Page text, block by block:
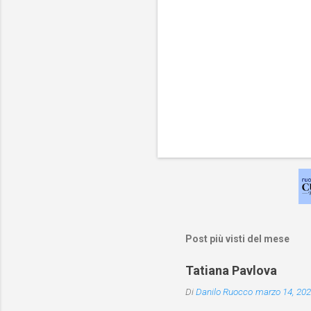
Post più visti del mese
Tatiana Pavlova
DiDanilo Ruocco marzo 14,